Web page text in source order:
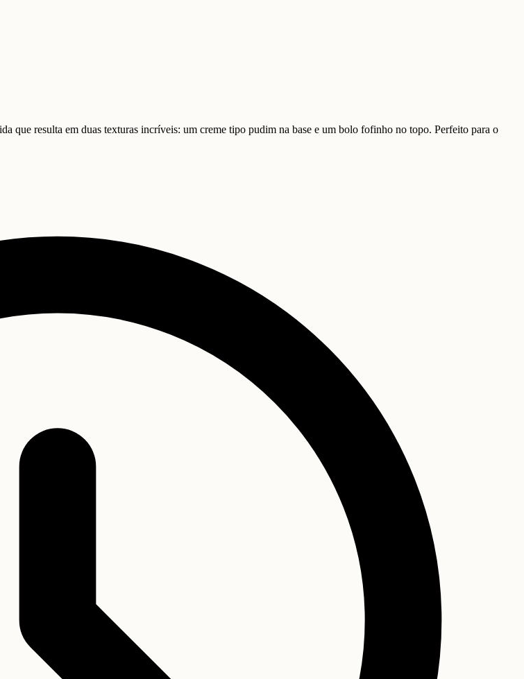
resulta em duas texturas incríveis: um creme tipo pudim na base e um bolo fofinho no topo. Perfeito para o